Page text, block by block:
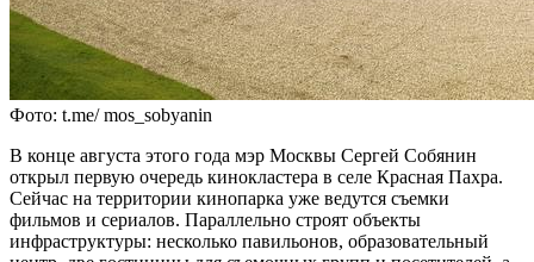
Фото: t.me/ mos_sobyanin
В конце августа этого года мэр Москвы Сергей Собянин
открыл первую очередь кинокластера в селе Красная Пахра.
Сейчас на территории кинопарка уже ведутся съемки
фильмов и сериалов. Параллельно строят объекты
инфраструктуры: несколько павильонов, образовательный